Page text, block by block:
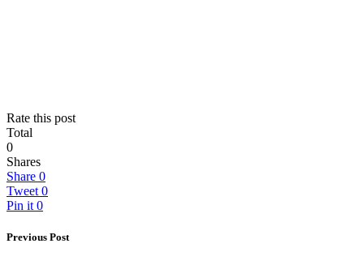
Rate this post
Total
0
Shares
Share 0
Tweet 0
Pin it 0
Previous Post